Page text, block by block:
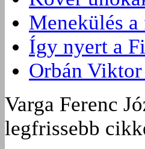
Menekülés
Így nyert a
Orbán Viktor
Varga Ferenc
legfrissebb